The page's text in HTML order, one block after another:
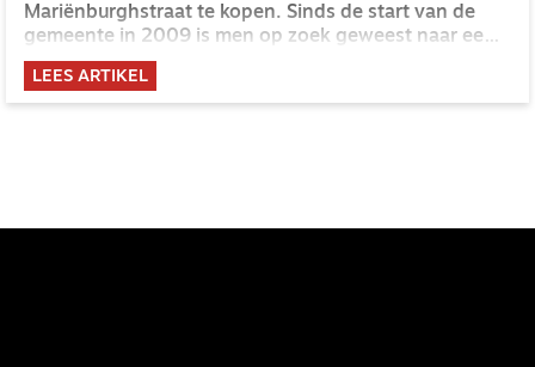
Mariënburghstraat te kopen. Sinds de start van de
gemeente in 2009 is men op zoek geweest naar een
nieuwe, eigen plek om samen te komen.
LEES ARTIKEL